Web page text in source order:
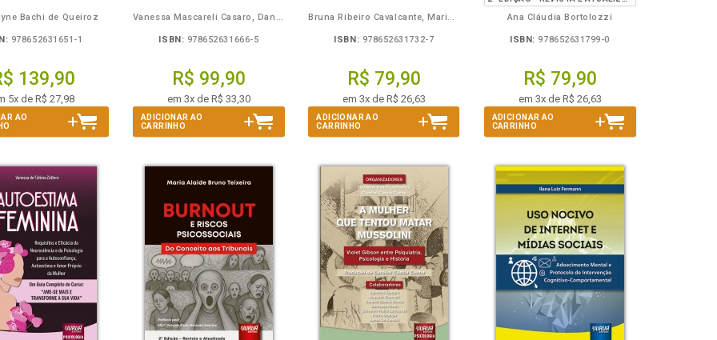
Bachi de Queiroz
978652631651-1
139,90
5x de R$ 27,98
AO
Vanessa Mascareli Casaro, Daniele Piedade Casaro
ISBN: 978652631666-5
R$ 99,90
em 3x de R$ 33,30
ADICIONAR AO
CARRINHO
Bruna Ribeiro Cavalcante, Maria Cristina Antunes
ISBN: 978652631732-7
R$ 79,90
em 3x de R$ 26,63
ADICIONAR AO
CARRINHO
Ana Cláudia Bortolozzi
ISBN: 978652631799-0
R$ 79,90
em 3x de R$ 26,63
ADICIONAR AO
CARRINHO